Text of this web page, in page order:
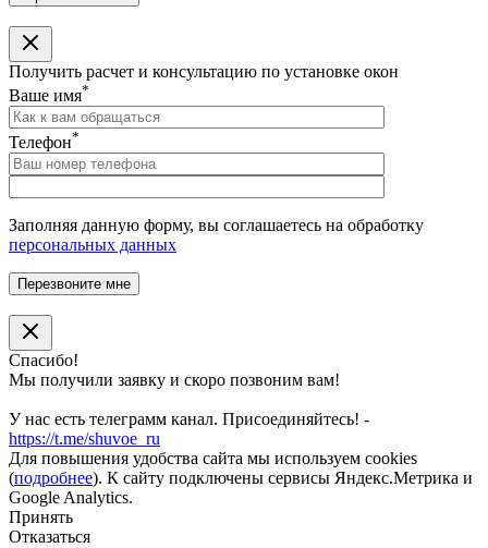
Получить расчет и консультацию по установке окон
Ваше имя*
Телефон*
Заполняя данную форму, вы соглашаетесь на обработку
персональных данных
Спасибо!
Мы получили заявку и скоро позвоним вам!
У нас есть телеграмм канал. Присоединяйтесь! -
https://t.me/shuvoe_ru
Для повышения удобства сайта мы используем cookies
(подробнее). К сайту подключены сервисы Яндекс.Метрика и
Google Analytics.
Принять
Отказаться